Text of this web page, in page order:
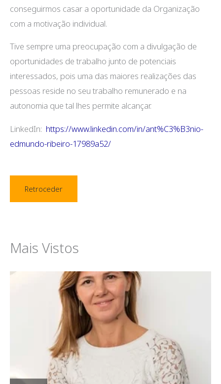
conseguirmos casar a oportunidade da Organização
com a motivação individual.
Tive sempre uma preocupação com a divulgação de
oportunidades de trabalho junto de potenciais
interessados, pois uma das maiores realizações das
pessoas reside no seu trabalho remunerado e na
autonomia que tal lhes permite alcançar.
LinkedIn: https://www.linkedin.com/in/ant%C3%B3nio-
edmundo-ribeiro-17989a52/
Retroceder
Mais Vistos